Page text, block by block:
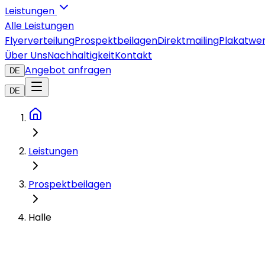
Leistungen
Alle Leistungen
FlyerverteilungProspektbeilagenDirektmailing
Über UnsNachhaltigkeitKontakt
DE Angebot anfragen
DE
Leistungen
Prospektbeilagen
Halle